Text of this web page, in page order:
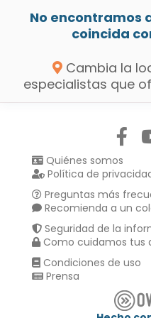
No encontramos
coincida
Cambia la
especialistas que
Quiénes somos
Política de
Preguntas más
Recomienda a un
Seguridad de la
Como cuidamos tus
Condiciones de uso
Prensa